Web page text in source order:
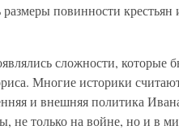
размеры повинности
сложности, которые
Многие историки
и внешняя политика
не только на войне, но и в